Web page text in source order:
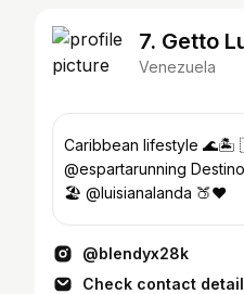
7. Getto
Venezuela
Caribbean lifestyle 🌊🏝️
@espartarunning
🏖️ @luisianalanda 🍑❤
@blendyx28k
Check contact